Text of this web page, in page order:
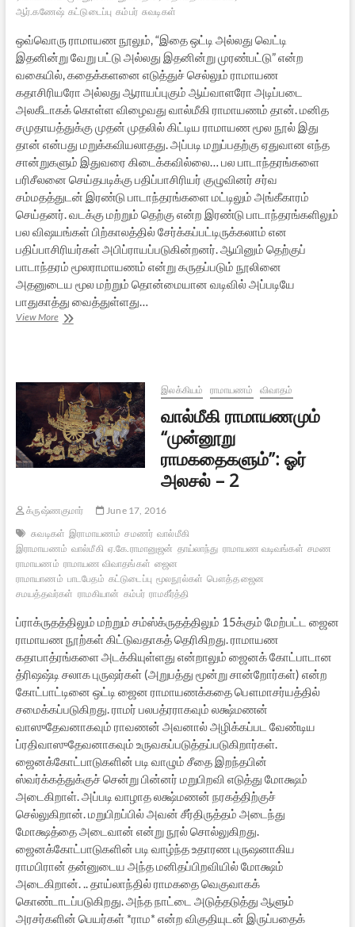
ஆர்.கணேஷ் கட்டுடைப்பு கம்பர் சுவடிகள்
ஒவ்வொரு ராமாயண நூலும், “இதை ஒட்டி அல்லது வெட்டி
இதனின்று வேறு பட்டு அல்லது இதனின்று முரண்பட்டு” என்ற
வகையில், கதைக்களனை எடுத்துச் செல்லும் ராமாயண
கதாசிரியரோ அல்லது ஆராயப்புகும் ஆய்வாளரோ அடிப்படை
அலகீடாகக் கொள்ள விழைவது வால்மீகி ராமாயணம் தான். மனித
சமுதாயத்துக்கு முதன் முதலில் கிட்டிய ராமாயண மூல நூல் இது
தான் என்பது மறுக்கவியலாதது. அப்படி மறுப்பதற்கு ஏதுவான எந்த
சான்றுகளும் இதுவரை கிடைக்கவில்லை… பல பாடாந்தரங்களை
பரிசீலனை செய்தபடிக்கு பதிப்பாசிரியர் குழுவினர் சர்வ
சம்மதத்துடன் இரண்டு பாடாந்தரங்களை மட்டிலும் அங்கீகாரம்
செய்தனர். வடக்கு மற்றும் தெற்கு என்ற இரண்டு பாடாந்தரங்களிலும்
பல விஷயங்கள் பிற்காலத்தில் சேர்க்கப்பட்டிருக்கலாம் என
பதிப்பாசிரியர்கள் அபிப்ராயப்படுகின்றனர். ஆயினும் தெற்குப்
பாடாந்தரம் மூலராமாயணம் என்று கருதப்படும் நூலினை
அதனுடைய மூல மற்றும் தொன்மையான வடிவில் அப்படியே
பாதுகாத்து வைத்துள்ளது…
View Moreவால்மீகி
அலசல்
–
3
இலக்கியம் ராமாயணம் விவாதம்
வால்மீகி ராமாயணமும்
“முன்னூறு
ராமகதைகளும்”: ஓர்
அலசல் – 2
க்ருஷ்ணகுமார்
June 17, 2016
சுவடிகள் இராமாயணம் சமணர் வால்மீகி
இராமாயணம் வால்மீகி ஏ.கே.ராமானுஜன் தாய்லாந்து ராமாயண வடிவங்கள் சமண
ராமாயணம் ராமாயண விவாதங்கள் ஜைன
ராமாயாணம் பாடபேதம் கட்டுடைப்பு மூலநூல்கள் பௌத்த ஜைன
சமயத்தவர்கள் ராமகியான் கம்பர் ராமகீர்த்தி
ப்ராக்ருதத்திலும் மற்றும் சம்ஸ்க்ருதத்திலும் 15க்கும் மேற்பட்ட ஜைன
ராமாயண நூற்கள் கிட்டுவதாகத் தெரிகிறது. ராமாயண
கதாபாத்ரங்களை அடக்கியுள்ளது என்றாலும் ஜைனக் கோட்பாடான
த்ரிஷஷ்டி சலாக புருஷர்கள் (அறுபத்து மூன்று சான்றோர்கள்) என்ற
கோட்பாட்டினை ஒட்டி ஜைன ராமாயணக்கதை பௌமாசர்யத்தில்
சமைக்கப்படுகிறது. ராமர் பலபத்ரராகவும் லக்ஷ்மணன்
வாஸுதேவனாகவும் ராவணன் அவனால் அழிக்கப்பட வேண்டிய
ப்ரதிவாஸுதேவனாகவும் உருவகப்படுத்தப்படுகிறார்கள்.
ஜைனக்கோட்பாடுகளின் படி வாழும் சீதை இறந்தபின்
ஸ்வர்க்கத்துக்குச் சென்று பின்னர் மறுபிறவி எடுத்து மோக்ஷம்
அடைகிறாள். அப்படி வாழாத லக்ஷ்மணன் நரகத்திற்குச்
செல்லுகிறான். மறுபிறப்பில் அவன் சீர்திருத்தம் அடைந்து
மோக்ஷத்தை அடைவான் என்று நூல் சொல்லுகிறது.
ஜைனக்கோட்பாடுகளின் படி வாழ்ந்த உதாரண புருஷனாகிய
ராமபிரான் தன்னுடைய அந்த மனிதப்பிறவியில் மோக்ஷம்
அடைகிறான். .. தாய்லாந்தில் ராமகதை வெகுவாகக்
கொண்டாடப்படுகிறது. அந்த நாட்டை அடுத்தடுத்து ஆளும்
அரசர்களின் பெயர்கள் *ராம* என்ற விகுதியுடன் இருப்பதைக்